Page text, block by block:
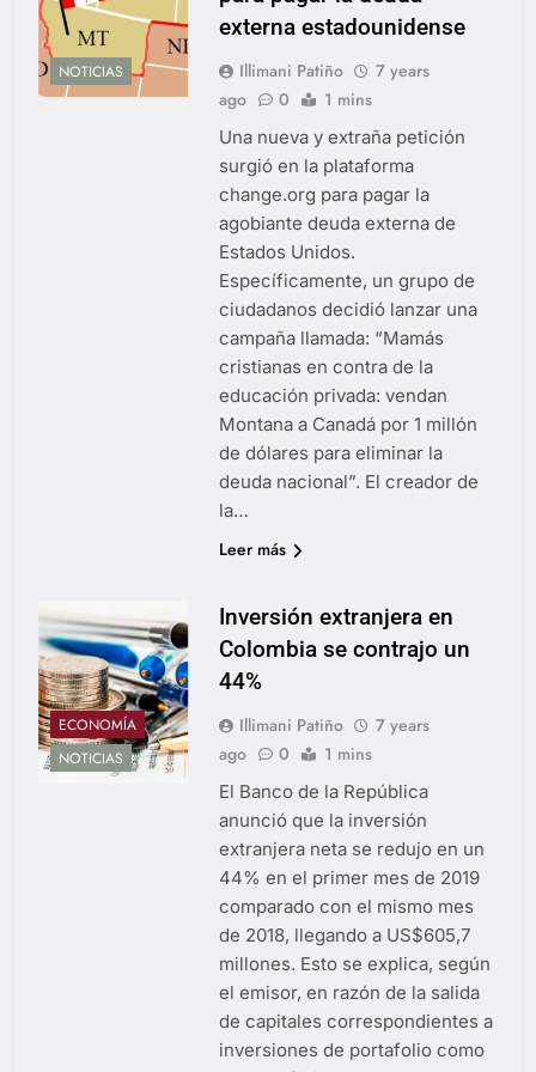
NOTICIAS
externa estadounidense
Illimani Patiño
7 years
ago
0 1 mins
Una nueva y extraña petición
surgió en la plataforma
change.org para pagar la
agobiante deuda externa de
Estados Unidos.
Específicamente, un grupo de
ciudadanos decidió lanzar una
campaña llamada: “Mamás
cristianas en contra de la
educación privada: vendan
Montana a Canadá por 1 millón
de dólares para eliminar la
deuda nacional”. El creador de
la…
Leer más
ECONOMÍA
NOTICIAS
Inversión extranjera en
Colombia se contrajo un
44%
Illimani Patiño
7 years
ago
0 1 mins
El Banco de la República
anunció que la inversión
extranjera neta se redujo en un
44% en el primer mes de 2019
comparado con el mismo mes
de 2018, llegando a US$605,7
millones. Esto se explica, según
el emisor, en razón de la salida
de capitales correspondientes a
inversiones de portafolio como